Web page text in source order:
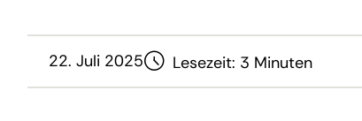
22. Juli 2025 Lesezeit: 3 Minuten